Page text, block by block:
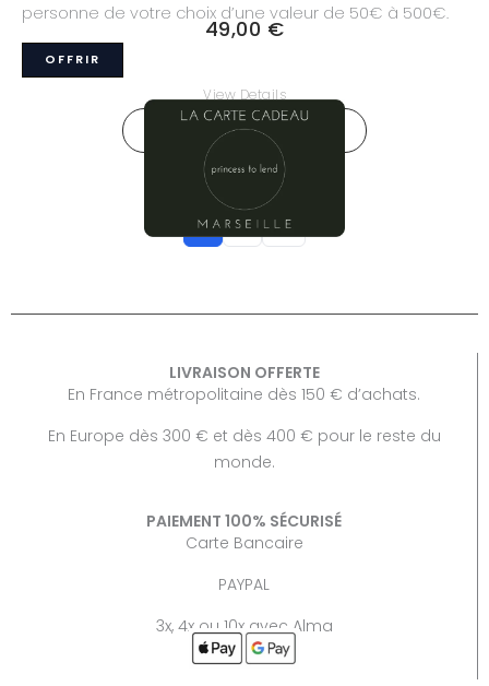
49,00 €
AJOUTER AU PANIER
View Details
1 2
personne de votre choix d’une valeur de 50€ à 500€.
OFFRIR
LIVRAISON OFFERTE
En France métropolitaine dès 150 € d’achats.
En Europe dès 300 € et dès 400 € pour le reste du
monde.
PAIEMENT 100% SÉCURISÉ
Carte Bancaire
PAYPAL
3x, 4x ou 10x avec Alma